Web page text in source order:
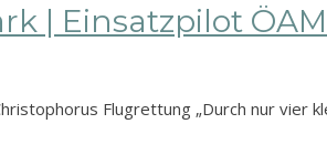
| Einsatzpilot
Flugrettung „Durch nur vier